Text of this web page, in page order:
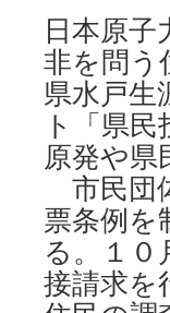
日本原
非を問う
県水戸生
ト「県
原発や
市民団
票条例を
る。１０
接請求を